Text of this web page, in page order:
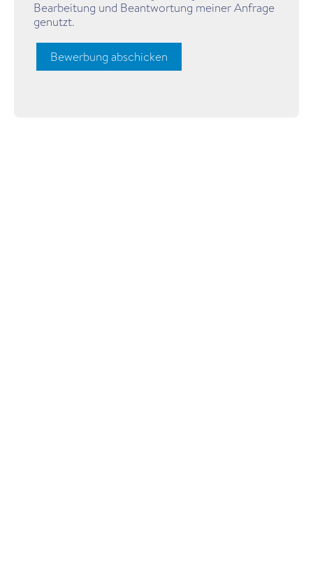
Bearbeitung und Beantwortung meiner Anfrage
genutzt.